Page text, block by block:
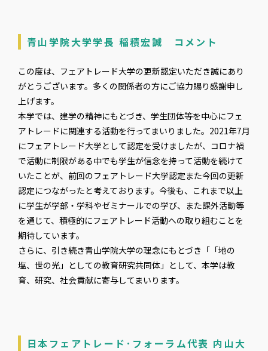
青山学院大学学長 稲積宏誠 コメント
この度は、フェアトレード大学の更新認定いただき誠にあり
がとうございます。多くの関係者の方にご協力賜り感謝申し
上げます。
本学では、建学の精神にもとづき、学生団体等を中心にフェ
アトレードに関連する活動を行ってまいりました。2021年7月
にフェアトレード大学として認定を受けましたが、コロナ禍
で活動に制限がある中でも学生が信念を持って活動を続けて
いたことが、前回のフェアトレード大学認定また今回の更新
認定につながったと考えております。今後も、これまで以上
に学生が学部・学科やゼミナールでの学び、また課外活動等
を通じて、積極的にフェアトレード活動への取り組むことを
期待しています。
さらに、引き続き青山学院大学の理念にもとづき「「地の
塩、世の光」としての教育研究共同体」として、本学は教
育、研究、社会貢献に寄与してまいります。
日本フェアトレード･フォーラム代表 内山大